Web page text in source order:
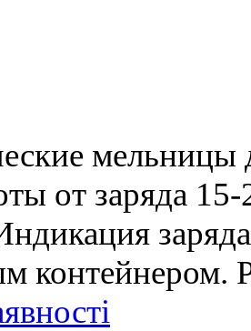
мельницы
от заряда
контейнером.